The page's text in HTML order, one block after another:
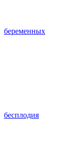
беременных
бесплодия